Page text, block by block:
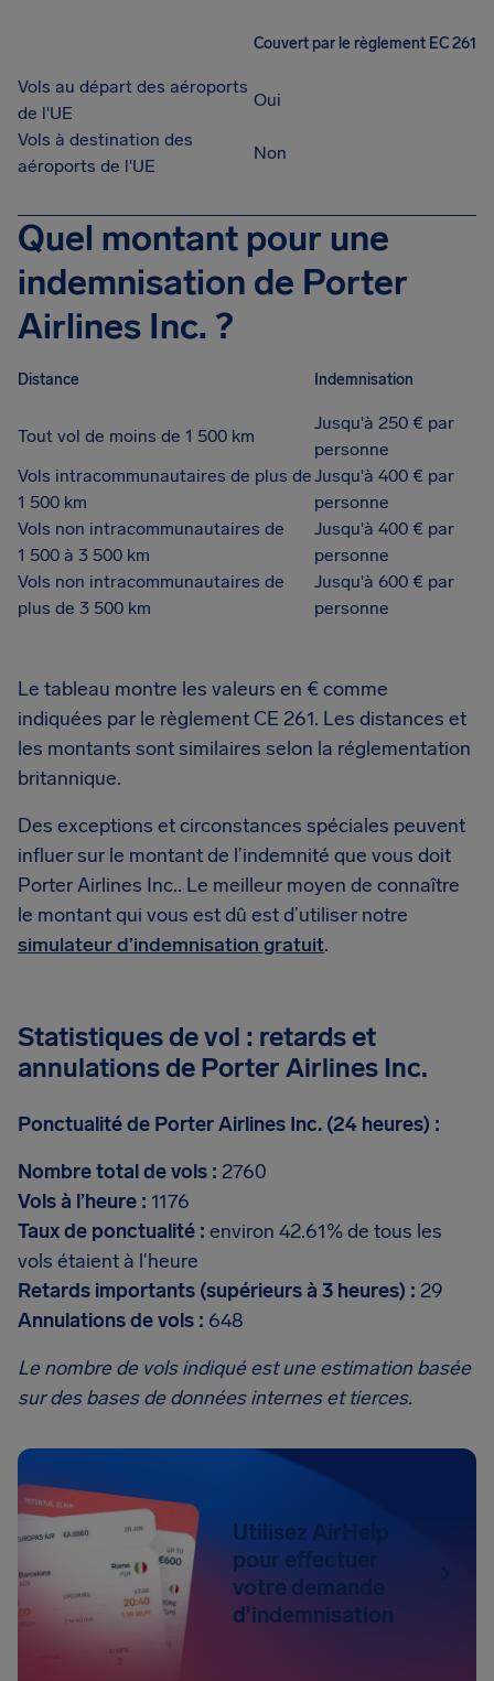
Couvert par le règlement EC 261
Vols au départ des aéroports
de l'UE
Oui
Vols à destination des
aéroports de l'UE
Non
Quel montant pour une
indemnisation de Porter
Airlines Inc. ?
Distance Indemnisation
Tout vol de moins de 1 500 km
Jusqu'à 250 € par
personne
Vols intracommunautaires de plus de
1 500 km
Jusqu'à 400 € par
personne
Vols non intracommunautaires de
1 500 à 3 500 km
Jusqu'à 400 € par
personne
Vols non intracommunautaires de
plus de 3 500 km
Jusqu'à 600 € par
personne
Le tableau montre les valeurs en € comme
indiquées par le règlement CE 261. Les distances et
les montants sont similaires selon la réglementation
britannique.
Des exceptions et circonstances spéciales peuvent
influer sur le montant de l’indemnité que vous doit
Porter Airlines Inc.. Le meilleur moyen de connaître
le montant qui vous est dû est d’utiliser notre
simulateur d’indemnisation gratuit.
Statistiques de vol : retards et
annulations de Porter Airlines Inc.
Ponctualité de Porter Airlines Inc. (24 heures) :
Nombre total de vols : 2760
Vols à l’heure : 1176
Taux de ponctualité : environ 42.61% de tous les
vols étaient à l'heure
Retards importants (supérieurs à 3 heures) : 29
Annulations de vols : 648
Le nombre de vols indiqué est une estimation basée
sur des bases de données internes et tierces.
Utilisez AirHelp
pour effectuer
votre demande
d'indemnisation